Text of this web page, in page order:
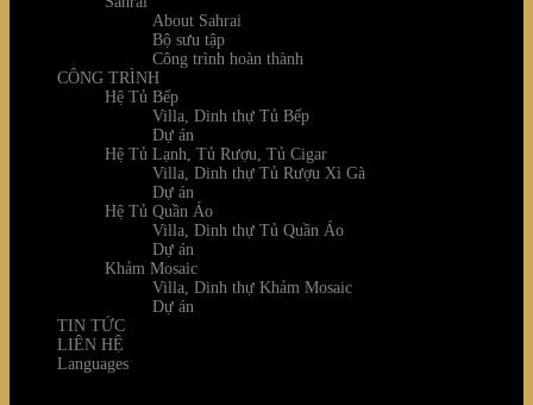
About Sahrai
Bộ sưu tập
Công trình hoàn thành
CÔNG TRÌNH
Hệ Tủ Bếp
Villa, Dinh thự Tủ Bếp
Dự án
Hệ Tủ Lạnh, Tủ Rượu, Tủ Cigar
Villa, Dinh thự Tủ Rượu Xì Gà
Dự án
Hệ Tủ Quần Áo
Villa, Dinh thự Tủ Quần Áo
Dự án
Khảm Mosaic
Villa, Dinh thự Khảm Mosaic
Dự án
TIN TỨC
LIÊN HỆ
Languages